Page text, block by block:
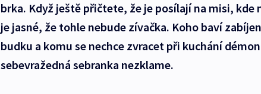
brka. Když ještě přičtete, že je posílají na misi, kde
je jasné, že tohle nebude zívačka. Koho baví
budku a komu se nechce zvracet při kuchání
sebevražedná sebranka nezklame.